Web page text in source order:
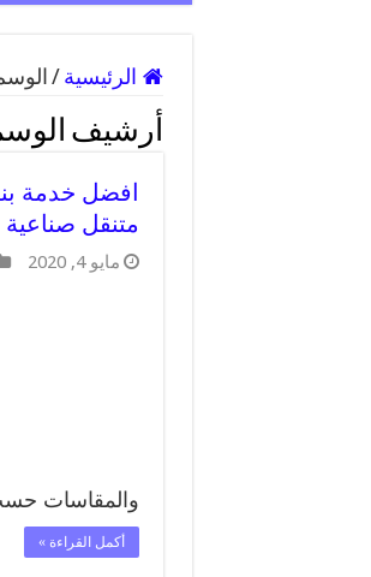
الرئيسية /
أرشيف
متنقل صناعية
مايو 4, 2020
والمقاسات
أكمل القراءة »